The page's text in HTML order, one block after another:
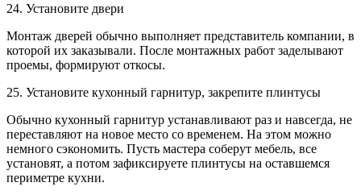
24. Установите двери
Монтаж дверей обычно выполняет представитель компании, в
которой их заказывали. После монтажных работ заделывают
проемы, формируют откосы.
25. Установите кухонный гарнитур, закрепите плинтусы
Обычно кухонный гарнитур устанавливают раз и навсегда, не
переставляют на новое место со временем. На этом можно
немного сэкономить. Пусть мастера соберут мебель, все
установят, а потом зафиксируете плинтусы на оставшемся
периметре кухни.